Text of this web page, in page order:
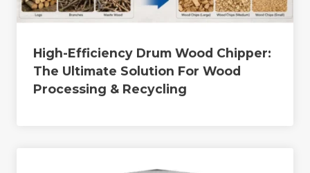
High-Efficiency Drum Wood Chipper:
The Ultimate Solution For Wood
Processing & Recycling